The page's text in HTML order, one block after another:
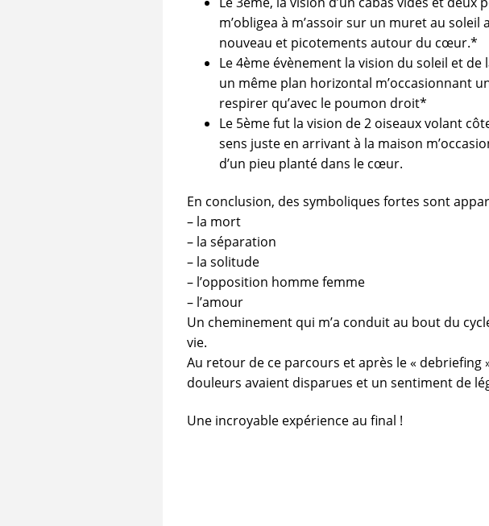
m’obligea à m’assoir sur un muret au soleil
nouveau et picotements autour du cœur.*
Le 4ème évènement la vision du soleil et de
un même plan horizontal m’occasionnant
respirer qu’avec le poumon droit*
Le 5ème fut la vision de 2 oiseaux volant
sens juste en arrivant à la maison
d’un pieu planté dans le cœur.
En conclusion, des symboliques fortes sont
– la mort
– la séparation
– la solitude
– l’opposition homme femme
– l’amour
Un cheminement qui m’a conduit au bout du
vie.
Au retour de ce parcours et après le « debriefing
douleurs avaient disparues et un sentiment de
Une incroyable expérience au final !